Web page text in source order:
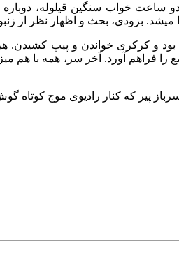
ساعت خواب سنگین قیلوله،
بحث و اظهار نظر از زنبور آفریقای، پینه
بود و کرکری خواندن و پیپ
فراهم آورد. آخر سر، همه با هم
سرباز پیر که کنار رادیوی موج